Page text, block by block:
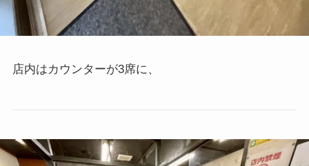
店内はカウンターが3席に、